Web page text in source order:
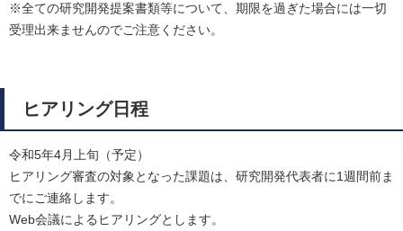
※全ての研究開発提案書類等について、期限を過ぎた場合には一切
受理出来ませんのでご注意ください。
ヒアリング日程
令和5年4月上旬（予定）
ヒアリング審査の対象となった課題は、研究開発代表者に1週間前ま
でにご連絡します。
Web会議によるヒアリングとします。